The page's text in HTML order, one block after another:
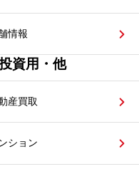
情報
資用・他
産買取
ション